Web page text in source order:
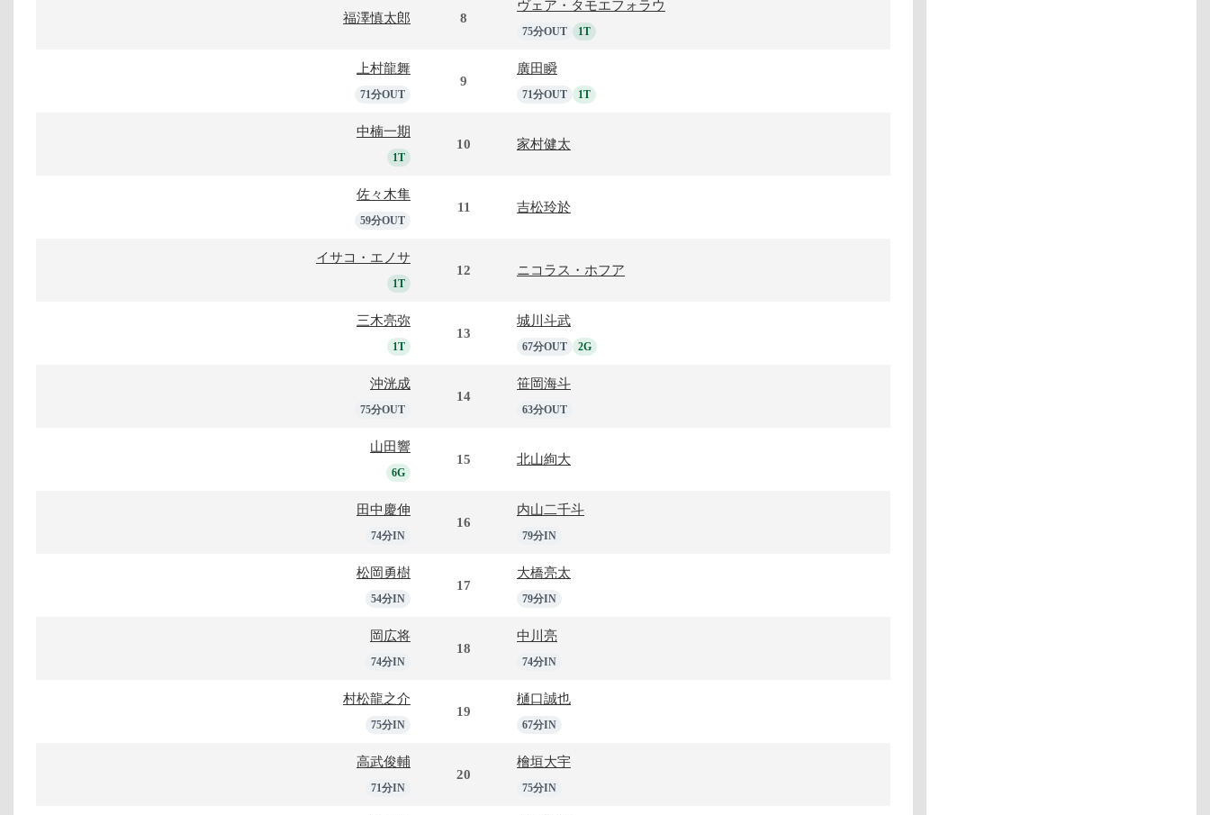
福澤慎太郎 8
ヴェア・タモエフォラウ
75分OUT 1T
上村龍舞
71分OUT
9
廣田瞬
71分OUT 1T
中楠一期
1T
10 家村健太
佐々木隼
59分OUT
11 吉松玲於
イサコ・エノサ
1T
12 ニコラス・ホフア
三木亮弥
1T
13
城川斗武
67分OUT 2G
沖洸成
75分OUT
14
笹岡海斗
63分OUT
山田響
6G
15 北山絢大
田中慶伸
74分IN
16
内山二千斗
79分IN
松岡勇樹
54分IN
17
大橋亮太
79分IN
岡広将
74分IN
18
中川亮
74分IN
村松龍之介
75分IN
19
樋口誠也
67分IN
高武俊輔
71分IN
20
檜垣大宇
75分IN